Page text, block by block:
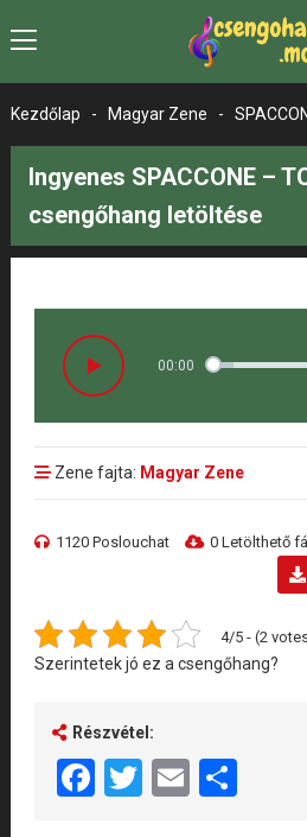
Kezdőlap - Magyar Zene -
Ingyenes SPACCONE –
csengőhang letöltése
00:00
Zene fajta: Magyar Zene
1120 Poslouchat 0 Letölthető
4/5 - (2
Szerintetek jó ez a csengőhang?
Részvétel:
Facebook
Twitter
EmailShare